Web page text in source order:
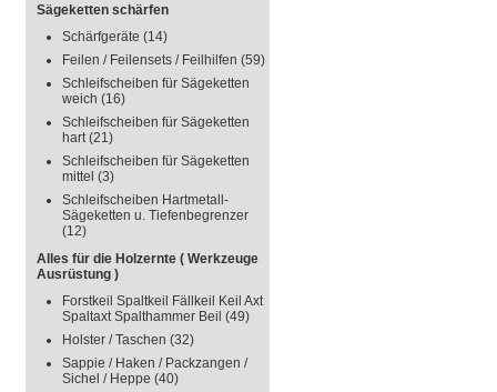
Sägeketten schärfen
Schärfgeräte (14)
Feilen / Feilensets / Feilhilfen (59)
Schleifscheiben für Sägeketten
weich (16)
Schleifscheiben für Sägeketten
hart(21)
Schleifscheiben für Sägeketten
mittel (3)
Schleifscheiben Hartmetall-
Sägeketten u. Tiefenbegrenzer
(12)
Alles für die Holzernte ( Werkzeuge
Ausrüstung )
Forstkeil Spaltkeil Fällkeil Keil Axt
Spaltaxt Spalthammer Beil (49)
Holster / Taschen (32)
Sappie / Haken / Packzangen /
Sichel / Heppe (40)